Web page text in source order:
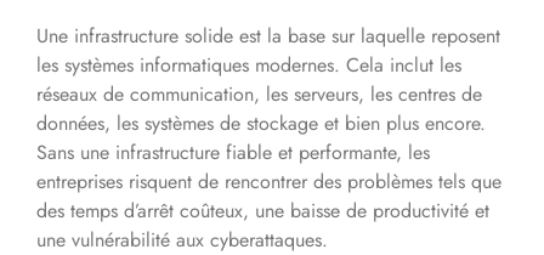
Une infrastructure solide est la base sur laquelle reposent
les systèmes informatiques modernes. Cela inclut les
réseaux de communication, les serveurs, les centres de
données, les systèmes de stockage et bien plus encore.
Sans une infrastructure fiable et performante, les
entreprises risquent de rencontrer des problèmes tels que
des temps d’arrêt coûteux, une baisse de productivité et
une vulnérabilité aux cyberattaques.